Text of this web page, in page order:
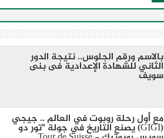
بالاسم ورقم الجلوس.. نتيجة الدور
الثاني للشهادة الإعدادية فى بنى
سويف
مع أول رحلة روبوت في العالم .. جيجي
(GIGI) يصنع التاريخ في جولة "تور دو